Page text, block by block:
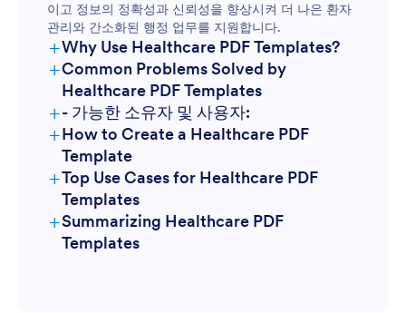
이고 정보의 정확성과 신뢰성을 향상시켜 더 나은 환자
관리와 간소화된 행정 업무를 지원합니다.
+Why Use Healthcare PDF Templates?
+Common Problems Solved by
Healthcare PDF Templates
+- 가능한 소유자 및 사용자:
+How to Create a Healthcare PDF
Template
+Top Use Cases for Healthcare PDF
Templates
For Managers
+Summarizing Healthcare PDF
Templates